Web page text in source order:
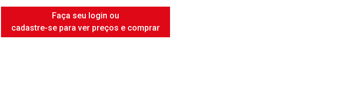
Faça seu login ou
cadastre-se para ver preços e comprar